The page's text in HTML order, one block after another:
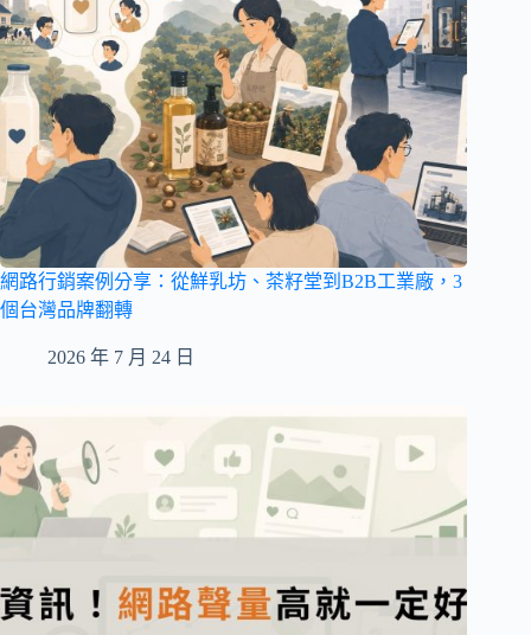
網路行銷案例分享：從鮮乳坊、茶籽堂到B2B工業廠，3
個台灣品牌翻轉
2026 年 7 月 24 日